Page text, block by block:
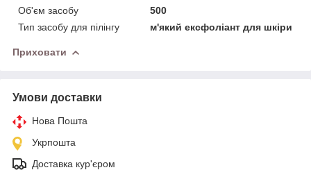
Об'єм засобу
500
Тип засобу для пілінгу
м'який ексфоліант для шкіри
Приховати
Умови доставки
Нова Пошта
Укрпошта
Доставка кур'єром